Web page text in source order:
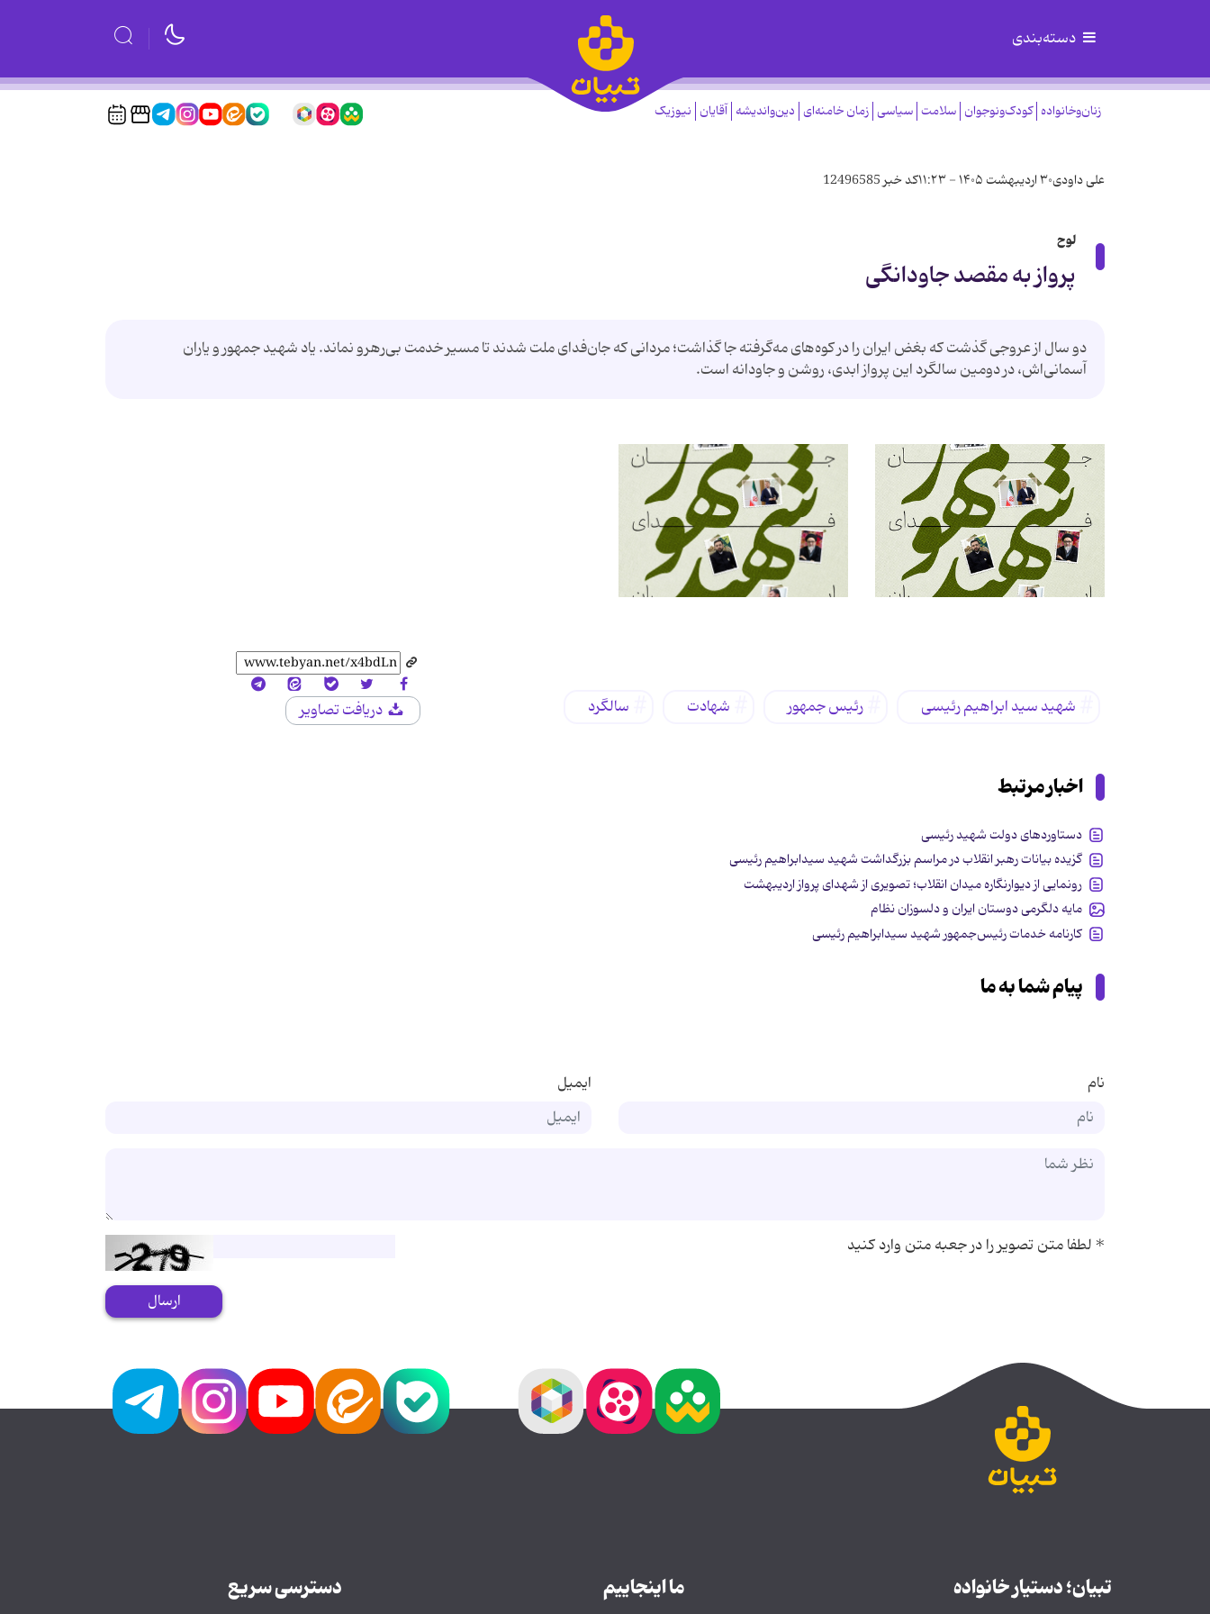
دسته‌بندی
زنان‌وخانواده کودک‌ونوجوان سلامت سیاسی زمان خامنه‌ای دین‌واندیشه آقایان نیوزیک
علی داودی۳۰ اردیبهشت ۱۴۰۵ - ۱۱:۲۳ کد خبر 12496585
لوح
پرواز به مقصد جاودانگی
دو سال از عروجی گذشت که بغض ایران را در کوه‌های مه‌گرفته جا گذاشت؛ مردانی که جان‌فدای ملت شدند تا مسیر خدمت بی‌رهرو نماند. یاد شهید جمهور و یاران
آسمانی‌اش، در دومین سالگرد این پرواز ابدی، روشن و جاودانه است.
شهید سید ابراهیم رئیسی رئیس جمهور شهادت سالگرد دریافت تصاویر
اخبار مرتبط
دستاوردهای دولت شهید رئیسی
گزیده بیانات رهبر انقلاب در مراسم بزرگداشت شهید سیدابراهیم رئیسی
رونمایی از دیوارنگاره میدان انقلاب؛ تصویری از شهدای پرواز اردیبهشت
مایه دلگرمی دوستان ایران و دلسوزان نظام
کارنامه خدمات رئیس‌جمهور شهید سیدابراهیم رئیسی
پیام شما به ما
نام ایمیل
*لطفا متن تصویر را در جعبه متن وارد کنید
ارسال
تبیان؛ دستیار خانواده ما اینجاییم دسترسی سریع